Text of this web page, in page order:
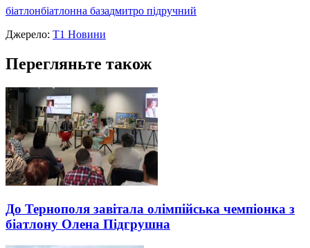
біатлонбіатлонна базадмитро підручний
Джерело: Т1 Новини
Перегляньте також
До Тернополя завітала олімпійська чемпіонка з
біатлону Олена Підгрушна